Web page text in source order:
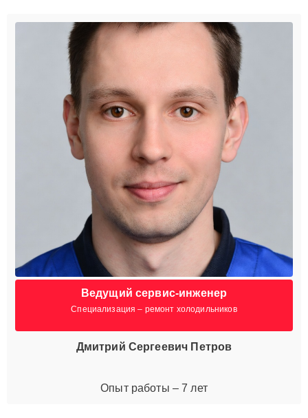
Ведущий сервис-инженер
Специализация – ремонт холодильников
Дмитрий Сергеевич Петров
Опыт работы – 7 лет